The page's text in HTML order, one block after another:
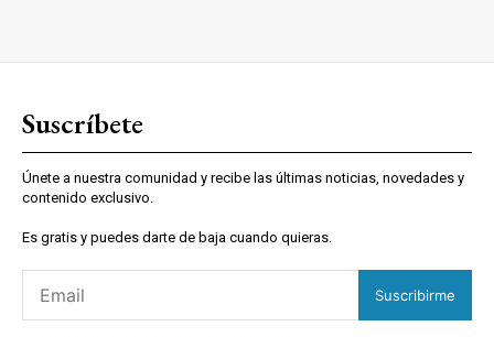
Suscríbete
Únete a nuestra comunidad y recibe las últimas noticias, novedades y
contenido exclusivo.
Es gratis y puedes darte de baja cuando quieras.
Suscribirme